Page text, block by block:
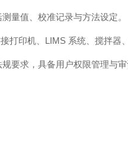
量值、校准记录与方法设定。
打印机、LIMS 系统、搅拌器
要求，具备用户权限管理与审